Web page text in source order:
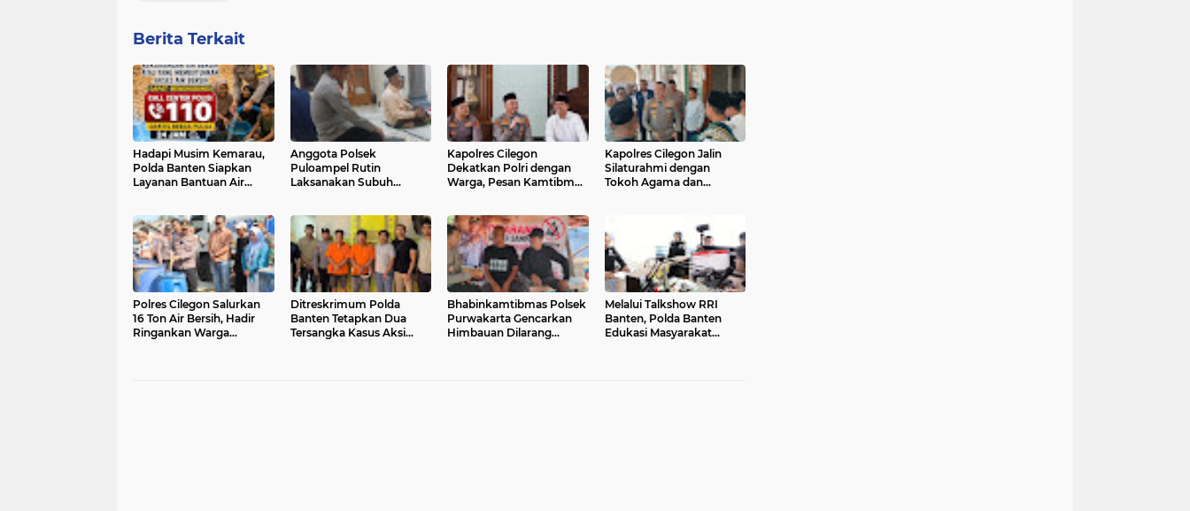
Berita Terkait
Hadapi Musim Kemarau,
Polda Banten Siapkan
Layanan Bantuan Air
Anggota Polsek
Puloampel Rutin
Laksanakan Subuh
Kapolres Cilegon
Dekatkan Polri dengan
Warga, Pesan Kamtibmas
Kapolres Cilegon Jalin
Silaturahmi dengan
Tokoh Agama dan
Polres Cilegon Salurkan
16 Ton Air Bersih, Hadir
Ringankan Warga
Ditreskrimum Polda
Banten Tetapkan Dua
Tersangka Kasus Aksi
Bhabinkamtibmas Polsek
Purwakarta Gencarkan
Himbauan Dilarang
Melalui Talkshow RRI
Banten, Polda Banten
Edukasi Masyarakat